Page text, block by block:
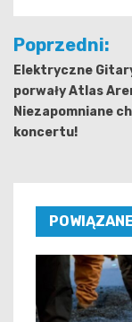
wpisu
Poprzedni:
Elektryczne
porwały Atlas
Niezapomniane
koncertu!